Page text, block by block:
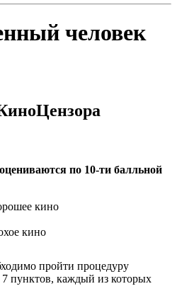
человек
по 10-ти балльной
кино
кино
пройти процедуру
пунктов, каждый из которых